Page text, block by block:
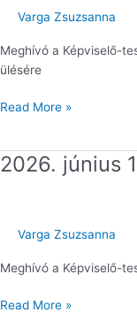
Varga Zsuzsanna
Meghívó a Képviselő-
ülésére
Read More »
2026. június
Varga Zsuzsanna
Meghívó a Képviselő-
2026.
Read More »